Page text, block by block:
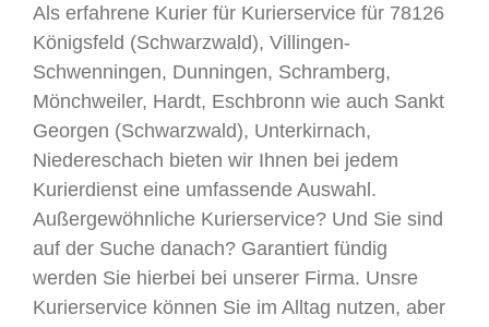
Als erfahrene Kurier für Kurierservice für 78126
Königsfeld (Schwarzwald), Villingen-
Schwenningen, Dunningen, Schramberg,
Mönchweiler, Hardt, Eschbronn wie auch Sankt
Georgen (Schwarzwald), Unterkirnach,
Niedereschach bieten wir Ihnen bei jedem
Kurierdienst eine umfassende Auswahl.
Außergewöhnliche Kurierservice? Und Sie sind
auf der Suche danach? Garantiert fündig
werden Sie hierbei bei unserer Firma. Unsre
Kurierservice können Sie im Alltag nutzen, aber